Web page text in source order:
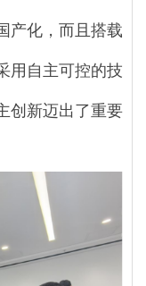
产化，而且搭载
用自主可控的技
创新迈出了重要